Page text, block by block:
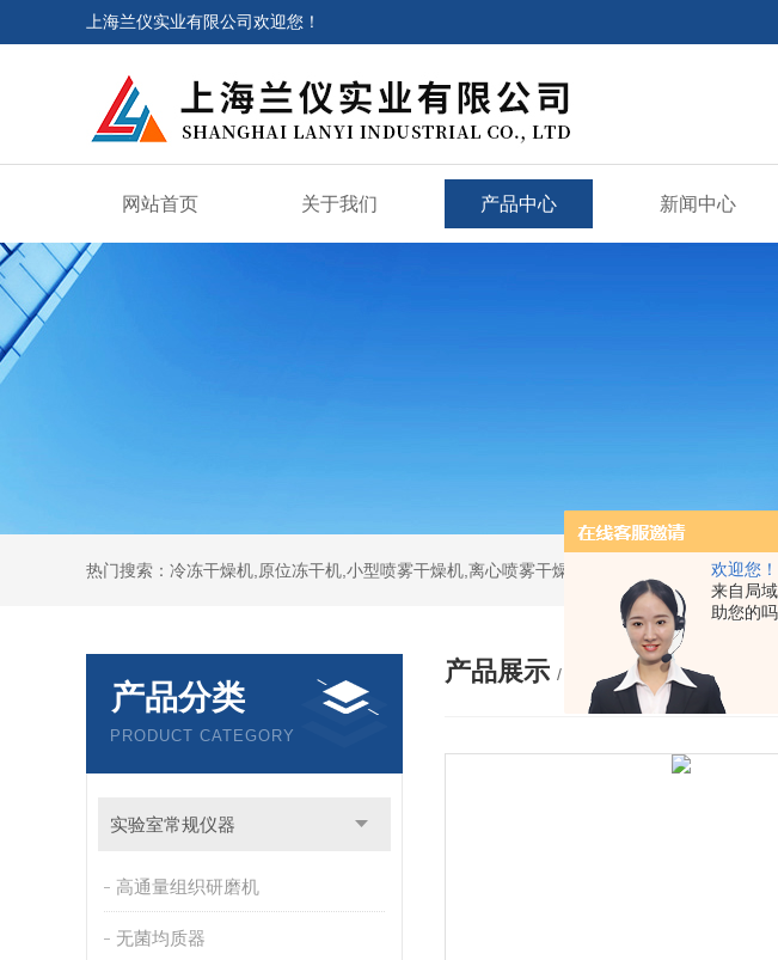
欢迎您！
来自局
助您的
上海兰仪实业有限公司欢迎您！
网站首页 关于我们 产品中心 新闻中心
热门搜索：冷冻干燥机,原位冻干机,小型喷雾干燥机,离心喷雾干燥机,超声波粉碎机,超声波破碎
产品分类
PRODUCT CATEGORY
实验室常规仪器
高通量组织研磨机
无菌均质器
产品展示 / PRODUCTS